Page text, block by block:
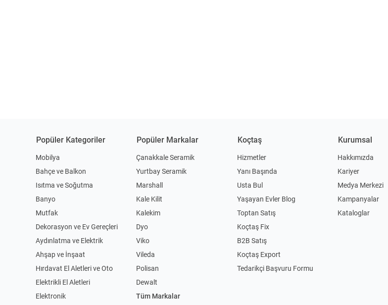
Popüler Kategoriler
Mobilya
Bahçe ve Balkon
Isıtma ve Soğutma
Banyo
Mutfak
Dekorasyon ve Ev Gereçleri
Aydınlatma ve Elektrik
Ahşap ve İnşaat
Hırdavat El Aletleri ve Oto
Elektrikli El Aletleri
Elektronik
Popüler Markalar
Çanakkale Seramik
Yurtbay Seramik
Marshall
Kale Kilit
Kalekim
Dyo
Viko
Vileda
Polisan
Dewalt
Tüm Markalar
Koçtaş
Hizmetler
Yanı Başında
Usta Bul
Yaşayan Evler Blog
Toptan Satış
Koçtaş Fix
B2B Satış
Koçtaş Export
Tedarikçi Başvuru Formu
Kurumsal
Hakkımızda
Kariyer
Medya Merkezi
Kampanyalar
Kataloglar